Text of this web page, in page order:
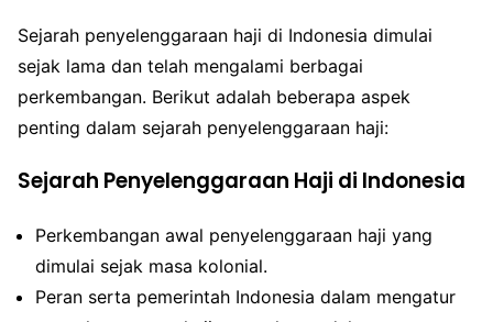
Sejarah penyelenggaraan haji di Indonesia dimulai
sejak lama dan telah mengalami berbagai
perkembangan. Berikut adalah beberapa aspek
penting dalam sejarah penyelenggaraan haji:
Sejarah Penyelenggaraan Haji di Indonesia
Perkembangan awal penyelenggaraan haji yang
dimulai sejak masa kolonial.
Peran serta pemerintah Indonesia dalam mengatur